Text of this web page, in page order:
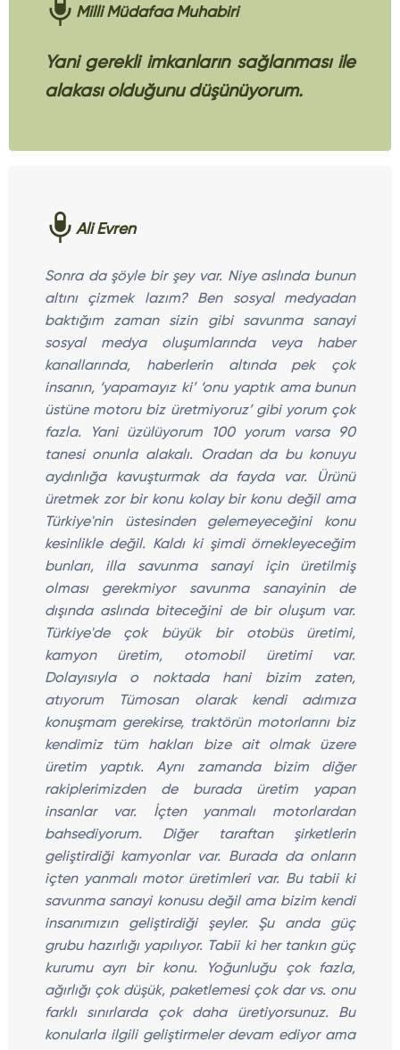
Milli Müdafaa Muhabiri
Yani gerekli imkanların sağlanması ile
alakası olduğunu düşünüyorum.
Ali Evren
Sonra da şöyle bir şey var. Niye aslında bunun
altını çizmek lazım? Ben sosyal medyadan
baktığım zaman sizin gibi savunma sanayi
sosyal medya oluşumlarında veya haber
kanallarında, haberlerin altında pek çok
insanın, ‘yapamayız ki’ ‘onu yaptık ama bunun
üstüne motoru biz üretmiyoruz’ gibi yorum çok
fazla. Yani üzülüyorum 100 yorum varsa 90
tanesi onunla alakalı. Oradan da bu konuyu
aydınlığa kavuşturmak da fayda var. Ürünü
üretmek zor bir konu kolay bir konu değil ama
Türkiye'nin üstesinden gelemeyeceğini konu
kesinlikle değil. Kaldı ki şimdi örnekleyeceğim
bunları, illa savunma sanayi için üretilmiş
olması gerekmiyor savunma sanayinin de
dışında aslında biteceğini de bir oluşum var.
Türkiye'de çok büyük bir otobüs üretimi,
kamyon üretim, otomobil üretimi var.
Dolayısıyla o noktada hani bizim zaten,
atıyorum Tümosan olarak kendi adımıza
konuşmam gerekirse, traktörün motorlarını biz
kendimiz tüm hakları bize ait olmak üzere
üretim yaptık. Aynı zamanda bizim diğer
rakiplerimizden de burada üretim yapan
insanlar var. İçten yanmalı motorlardan
bahsediyorum. Diğer taraftan şirketlerin
geliştirdiği kamyonlar var. Burada da onların
içten yanmalı motor üretimleri var. Bu tabii ki
savunma sanayi konusu değil ama bizim kendi
insanımızın geliştirdiği şeyler. Şu anda güç
grubu hazırlığı yapılıyor. Tabii ki her tankın güç
kurumu ayrı bir konu. Yoğunluğu çok fazla,
ağırlığı çok düşük, paketlemesi çok dar vs. onu
farklı sınırlarda çok daha üretiyorsunuz. Bu
konularla ilgili geliştirmeler devam ediyor ama